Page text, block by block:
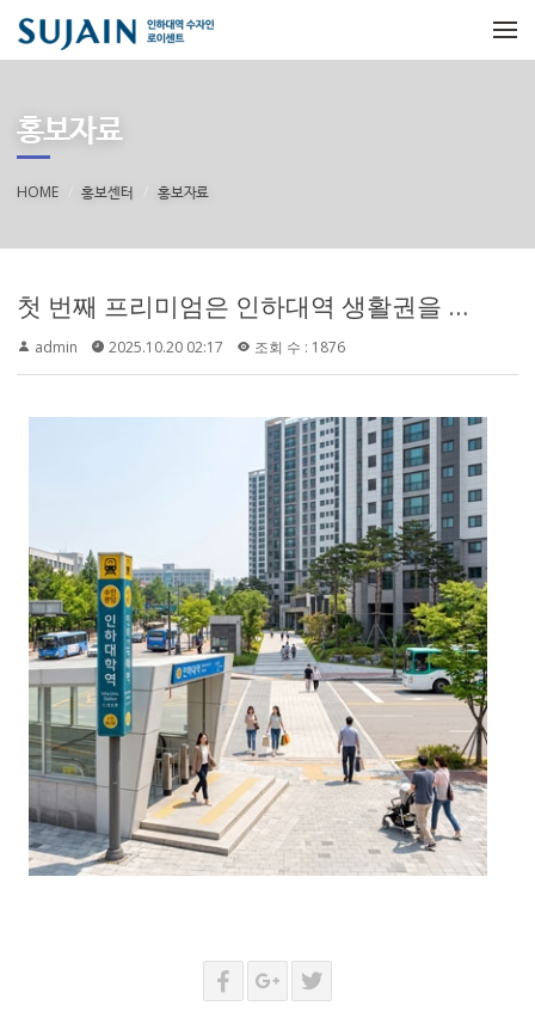
홍보자료
HOME 홍보센터 홍보자료
첫 번째 프리미엄은 인하대역 생활권을 중심으로 한 교통 접근성입니다. 인하대역 수자인 로이센트는 인하대역 인근 생활권을 바탕으로 안내되는 단지로, 일상적인 출퇴근 동선과 인천 주요 생활권 이동을 함께 고려할 수 있는 입지입니다. 단순히 역이 가까운 점만 강조하기보다는, 수인분당선 이용 가능성과 주변 도로망 접근성을 함께 살펴볼 필요가 있습니다.
admin 2025.10.20 02:17 조회 수 : 1876